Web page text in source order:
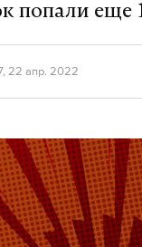
попали еще
22 апр. 2022